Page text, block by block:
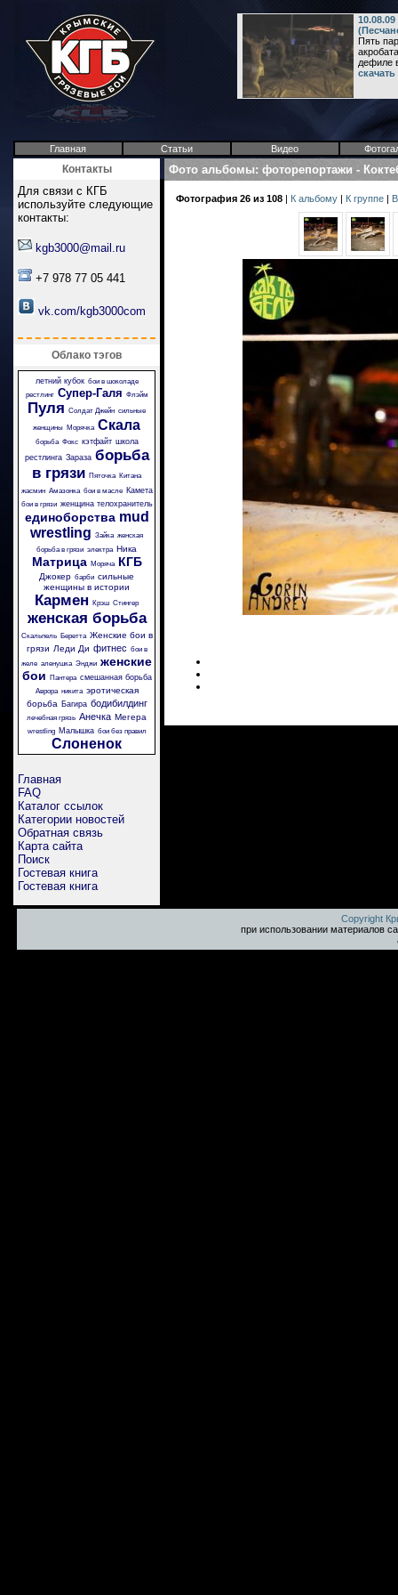
Пять
дефиле
Главная Статьи Видео
Контакты
Для связи с КГБ
используйте следующие
контакты:
kgb3000@mail.ru
+7 978 77 05 441
vk.com/kgb3000com
Облако тэгов
летний кубок бои в шоколаде
рестлинг Супер-Галя Флэйм
Пуля Солдат Джейн сильные
женщины Морячка Скала
борьба Фокс кэтфайт школа
рестлинга Зараза борьба
в грязи Пяточка Китана
жасмин Амазонка бои в масле Камета
бои в грязи женщина телохранитель
единоборства mud
wrestling Зайка женская
борьба в грязи электра Ника
Матрица Моряча КГБ
Джокер барби сильные
женщины в истории
Кармен Крэш Стингер
женская борьба
Скальпель Беретта Женские бои в
грязи Леди Ди фитнес бои в
желе аленушка Энджи женские
бои
Пантера смешанная борьба
Аврора никита эротическая
борьба Багира бодибилдинг
лечебная грязь Анечка Мегера
wrestling Малышка бои без правил
Слоненок
Главная
FAQ
Каталог ссылок
Категории новостей
Обратная связь
Карта сайта
Поиск
Гостевая книга
Гостевая книга
Фото альбомы: фоторепортажи -
Фотография 26 из 108 | К альбому | К группе |
Copyright
при использовании материалов